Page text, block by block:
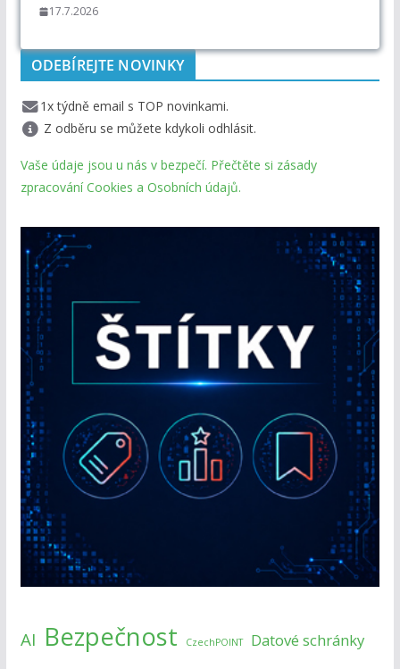
17.7.2026
ODEBÍREJTE NOVINKY
1x týdně email s TOP novinkami.
Z odběru se můžete kdykoli odhlásit.
Vaše údaje jsou u nás v bezpečí. Přečtěte si zásady
zpracování Cookies a Osobních údajů.
AI Bezpečnost CzechPOINT Datové schránky